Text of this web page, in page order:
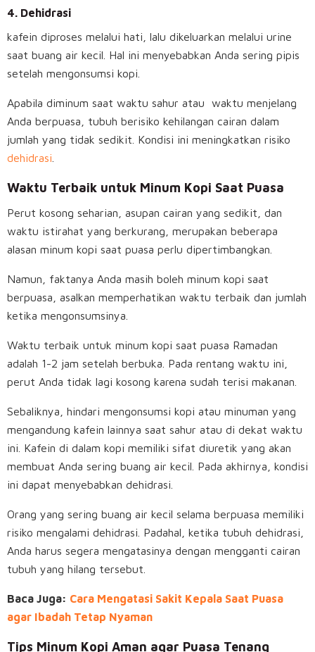
4. Dehidrasi
kafein diproses melalui hati, lalu dikeluarkan melalui urine
saat buang air kecil. Hal ini menyebabkan Anda sering pipis
setelah mengonsumsi kopi.
Apabila diminum saat waktu sahur atau waktu menjelang
Anda berpuasa, tubuh berisiko kehilangan cairan dalam
jumlah yang tidak sedikit. Kondisi ini meningkatkan risiko
dehidrasi
Waktu Terbaik untuk Minum Kopi Saat Puasa
Perut kosong seharian, asupan cairan yang sedikit, dan
waktu istirahat yang berkurang, merupakan beberapa
alasan minum kopi saat puasa perlu dipertimbangkan.
Namun, faktanya Anda masih boleh minum kopi saat
berpuasa, asalkan memperhatikan waktu terbaik dan jumlah
ketika mengonsumsinya.
Waktu terbaik untuk minum kopi saat puasa Ramadan
adalah 1-2 jam setelah berbuka. Pada rentang waktu ini,
perut Anda tidak lagi kosong karena sudah terisi makanan.
Sebaliknya, hindari mengonsumsi kopi atau minuman yang
mengandung kafein lainnya saat sahur atau di dekat waktu
ini. Kafein di dalam kopi memiliki sifat diuretik yang akan
membuat Anda sering buang air kecil. Pada akhirnya, kondisi
ini dapat menyebabkan dehidrasi.
Orang yang sering buang air kecil selama berpuasa memiliki
risiko mengalami dehidrasi. Padahal, ketika tubuh dehidrasi,
Anda harus segera mengatasinya dengan mengganti cairan
tubuh yang hilang tersebut.
Baca Juga: Cara Mengatasi Sakit Kepala Saat Puasa
agar Ibadah Tetap Nyaman
Tips Minum Kopi Aman agar Puasa Tenang